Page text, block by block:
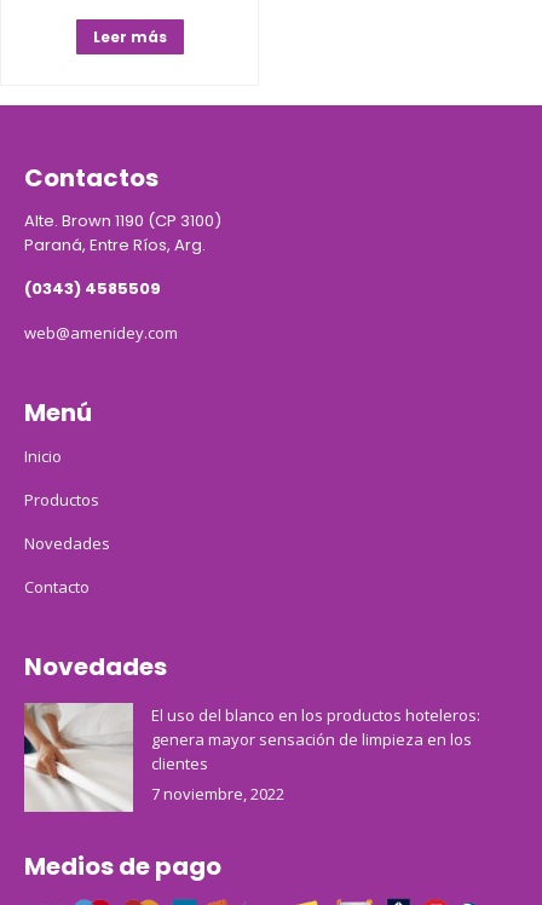
Leer más
Contactos
Alte. Brown 1190 (CP 3100)
Paraná, Entre Ríos, Arg.
(0343) 4585509
web@amenidey.com
Menú
Inicio
Productos
Novedades
Contacto
Novedades
El uso del blanco en los productos hoteleros:
genera mayor sensación de limpieza en los
clientes
7 noviembre, 2022
Medios de pago